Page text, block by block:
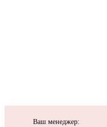
Ваш менеджер: